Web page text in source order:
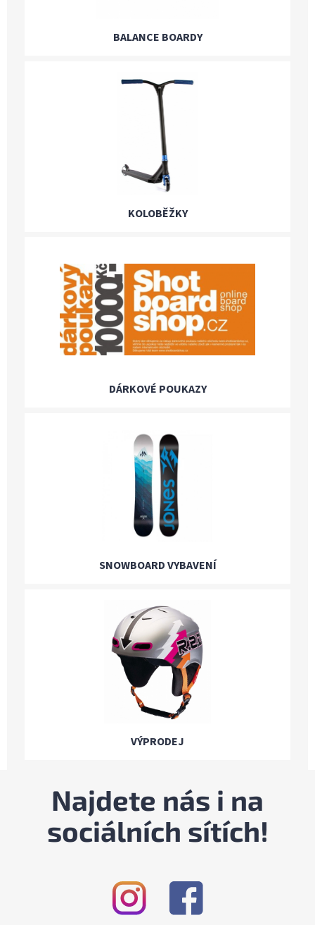
BALANCE BOARDY
KOLOBĚŽKY
DÁRKOVÉ POUKAZY
SNOWBOARD VYBAVENÍ
VÝPRODEJ
Najdete nás i na
sociálních sítích!